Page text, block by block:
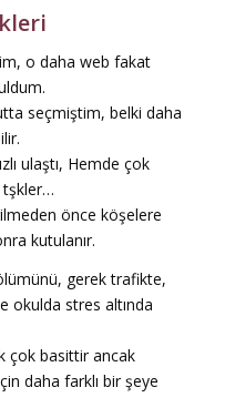
o daha web fakat
seçmiştim, belki daha
ulaştı, Hemde çok
tşkler…
önce köşelere
kutulanır.
gerek trafikte,
okulda stres altında
çok basittir ancak
daha farklı bir şeye